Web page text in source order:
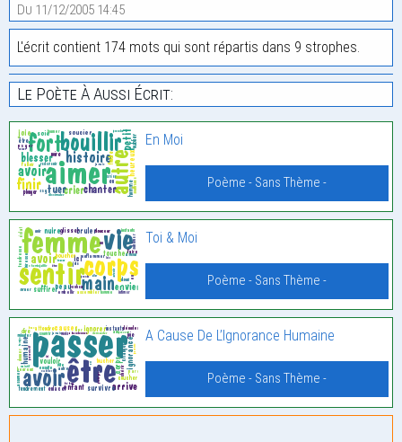
Du 11/12/2005 14:45
L'écrit contient 174 mots qui sont répartis dans 9 strophes.
Le Poète À Aussi Écrit:
En Moi
Poème - Sans Thème -
Toi & Moi
Poème - Sans Thème -
A Cause De L’Ignorance Humaine
Poème - Sans Thème -